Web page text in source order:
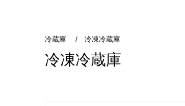
冷蔵庫 / 冷凍冷蔵庫
冷凍冷蔵庫